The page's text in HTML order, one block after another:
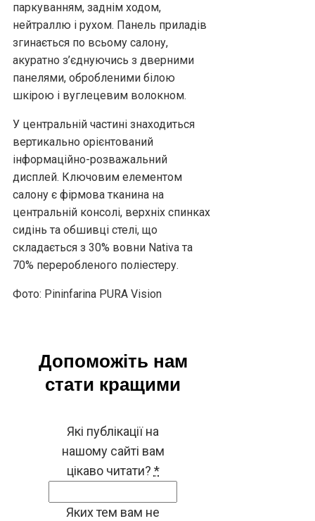
паркуванням, заднім ходом,
нейтраллю і рухом. Панель приладів
згинається по всьому салону,
акуратно з’єднуючись з дверними
панелями, обробленими білою
шкірою і вуглецевим волокном.
У центральній частині знаходиться
вертикально орієнтований
інформаційно-розважальний
дисплей. Ключовим елементом
салону є фірмова тканина на
центральній консолі, верхніх спинках
сидінь та обшивці стелі, що
складається з 30% вовни Nativa та
70% переробленого поліестеру.
Фото: Pininfarina PURA Vision
Допоможіть нам
стати кращими
Які публікації на
нашому сайті вам
цікаво читати? *
Яких тем вам не